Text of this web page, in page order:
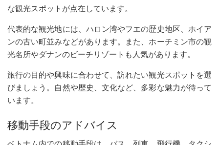
な観光スポットが点在しています。
代表的な観光地には、ハロン湾やフエの歴史地区、ホイア
ンの古い町並みなどがあります。また、ホーチミン市の観
光名所やダナンのビーチリゾートも人気があります。
旅行の目的や興味に合わせて、訪れたい観光スポットを選
びましょう。自然や歴史、文化など、多彩な魅力が待って
います。
移動手段のアドバイス